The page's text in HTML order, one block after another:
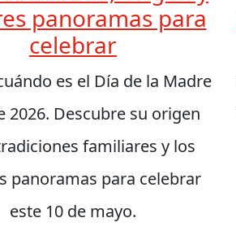
panoramas para
celebrar
es el Día de la Madre
2026. Descubre su origen
familiares y los
panoramas para celebrar
este 10 de mayo.